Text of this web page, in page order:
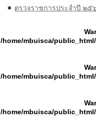
ตรวจราชการประจำปี ๒๕
/home/mbuisca/
/home/mbuisca/
/home/mbuisca/